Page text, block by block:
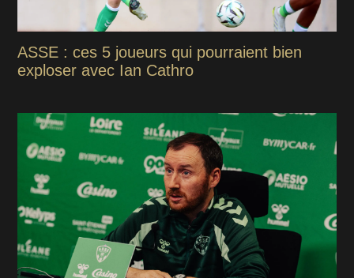
ASSE : ces 5 joueurs qui pourraient bien
exploser avec Ian Cathro